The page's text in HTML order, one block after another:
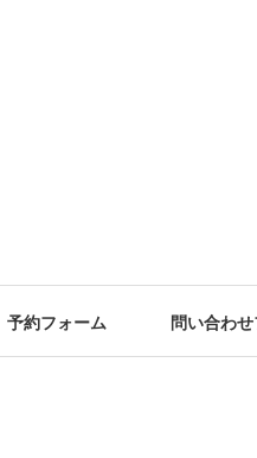
予約フォーム 問い合わ